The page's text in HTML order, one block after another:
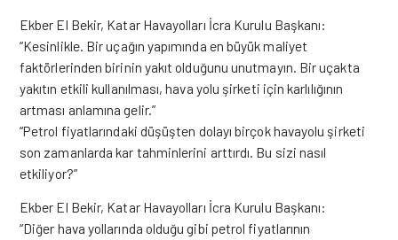
Ekber El Bekir, Katar Havayolları İcra Kurulu Başkanı:
“Kesinlikle. Bir uçağın yapımında en büyük maliyet
faktörlerinden birinin yakıt olduğunu unutmayın. Bir uçakta
yakıtın etkili kullanılması, hava yolu şirketi için karlılığının
artması anlamına gelir.”
“Petrol fiyatlarındaki düşüşten dolayı birçok havayolu şirketi
son zamanlarda kar tahminlerini arttırdı. Bu sizi nasıl
etkiliyor?”
Ekber El Bekir, Katar Havayolları İcra Kurulu Başkanı:
“Diğer hava yollarında olduğu gibi petrol fiyatlarının